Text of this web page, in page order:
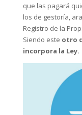
que las pagará
los de gestoría,
Registro de la
Siendo este otro
incorpora la Ley.